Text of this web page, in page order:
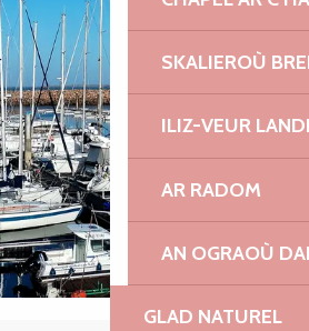
SKALIEROÙ
ILIZ-VEUR
AR RADOM
AN OGRAOÙ
GLAD NATUREL